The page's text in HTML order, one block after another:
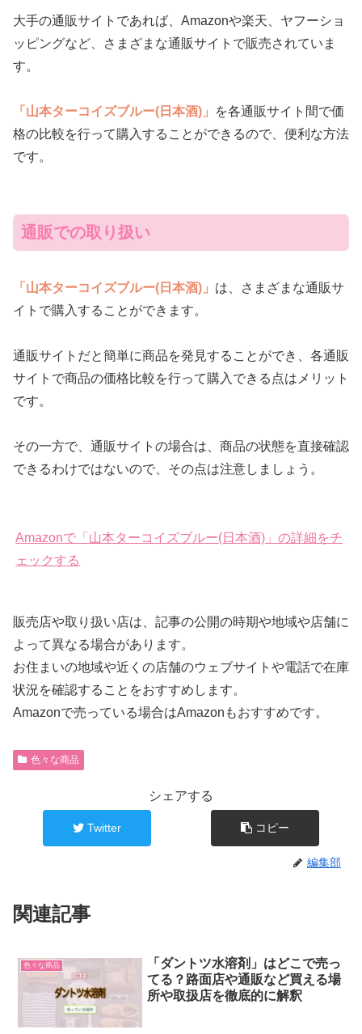
大手の通販サイトであれば、Amazonや楽天、ヤフーショ
ッピングなど、さまざまな通販サイトで販売されていま
す。
「山本ターコイズブルー(日本酒)」
を各通販サイト間で価
格の比較を行って購入することができるので、便利な方法
です。
通販での取り扱い
「山本ターコイズブルー(日本酒)」 は、さまざまな通販サ
イトで購入することができます。
通販サイトだと簡単に商品を発見することができ、各通販
サイトで商品の価格比較を行って購入できる点はメリット
です。
その一方で、通販サイトの場合は、商品の状態を直接確認
できるわけではないので、その点は注意しましょう。
Amazonで「山本ターコイズブルー(日本酒)」の詳細をチ
ェックする
販売店や取り扱い店は、記事の公開の時期や地域や店舗に
よって異なる場合があります。
お住まいの地域や近くの店舗のウェブサイトや電話で在庫
状況を確認することをおすすめします。
Amazonで売っている場合はAmazonもおすすめです。
色々な商品
シェアする
Twitter コピー
編集部
関連記事
色々な商品
「ダントツ水溶剤」はどこで売っ
てる？路面店や通販など買える場
所や取扱店を徹底的に解釈